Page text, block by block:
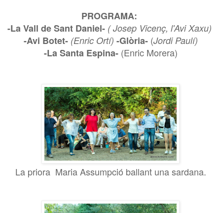
PROGRAMA:
-La Vall de Sant Daniel-( Josep Vicenç, l'Avi Xaxu)
-Avi Botet- (Enric Ortí) -Glòria- (Jordi Paulí)
-La Santa Espina- (Enric Morera)
La priora Maria Assumpció ballant una sardana.